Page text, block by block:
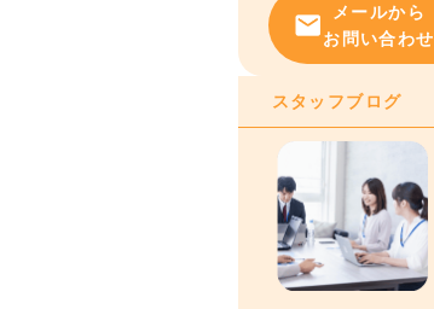
メールから
お問い合わせ
スタッフブログ